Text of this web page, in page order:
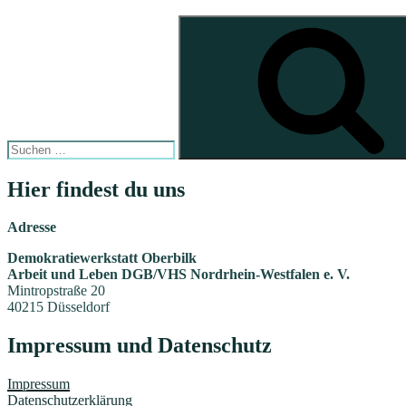
Hier findest du uns
Adresse
Demokratiewerkstatt Oberbilk
Arbeit und Leben DGB/VHS Nordrhein-Westfalen e. V.
Mintropstraße 20
40215 Düsseldorf
Impressum und Datenschutz
Impressum
Datenschutzerklärung